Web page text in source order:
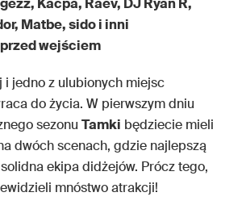
Kacpa, Raev, DJ Ryan R,
Matbe, sido i inni
przed wejściem
i jedno z ulubionych miejsc
do życia. W pierwszym dniu
sezonu Tamki będziecie mieli
dwóch scenach, gdzie najlepszą
ekipa didżejów. Prócz tego,
mnóstwo atrakcji!